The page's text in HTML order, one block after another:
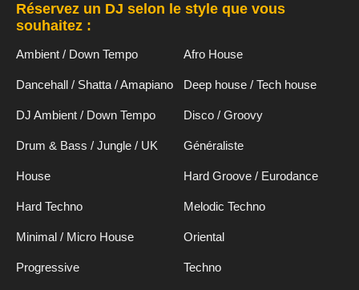
Réservez un DJ selon le style que vous
souhaitez :
Ambient / Down Tempo Afro House
Dancehall / Shatta / Amapiano Deep house / Tech house
DJ Ambient / Down Tempo Disco / Groovy
Drum & Bass / Jungle / UK Généraliste
House Hard Groove / Eurodance
Hard Techno Melodic Techno
Minimal / Micro House Oriental
Progressive Techno